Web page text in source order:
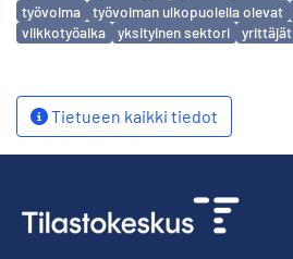
työvoima
työvoiman ulkopuolella olevat
viikkotyöaika
yksityinen sektori yrittäjät
Tietueen kaikki tiedot